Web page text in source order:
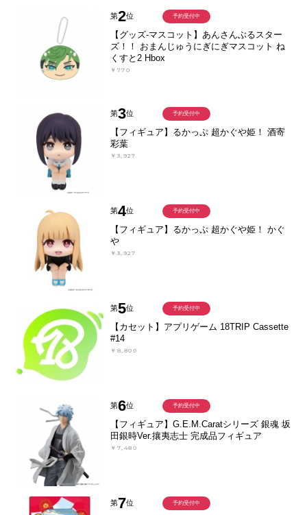
第2位
【グッズ-マスコット】あんさんぶるスター
ズ！！ おまんじゅうにぎにぎマスコット ね
くすと2 Hbox
￥770
予約受付中
第3位
【フィギュア】るかっぷ 超かぐや姫！ 酒寄
彩葉
￥3,927
予約受付中
第4位
【フィギュア】るかっぷ 超かぐや姫！ かぐ
や
￥3,927
予約受付中
第5位
【カセット】アプリゲーム 18TRIP Cassette
#14
￥8,800
予約受付中
第6位
【フィギュア】G.E.M.Caratシリーズ 銀魂 坂
田銀時Ver.攘夷志士 完成品フィギュア
￥7,480
予約受付中
第7位 予約受付中